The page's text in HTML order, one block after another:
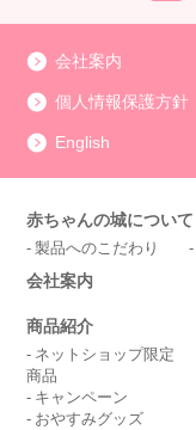
会社案内
個人情報保護方針
English
赤ちゃんの城について
製品へのこだわり
会社案内
商品紹介
ネットショップ限定
商品
キャンペーン
おやすみグッズ